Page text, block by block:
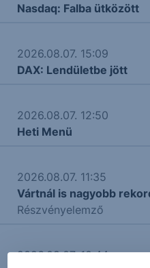
Nasdaq: Falba ütközött
2026.08.07. 15:09
DAX: Lendületbe jött
2026.08.07. 12:50
Heti Menü
2026.08.07. 11:35
Vártnál is nagyobb
Részvényelemző
2026.08.07. 10:44